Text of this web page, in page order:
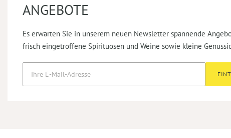
ANGEBOTE
Es erwarten Sie in unserem neuen Newsletter spannende
frisch eingetroffene Spirituosen und Weine sowie kleine